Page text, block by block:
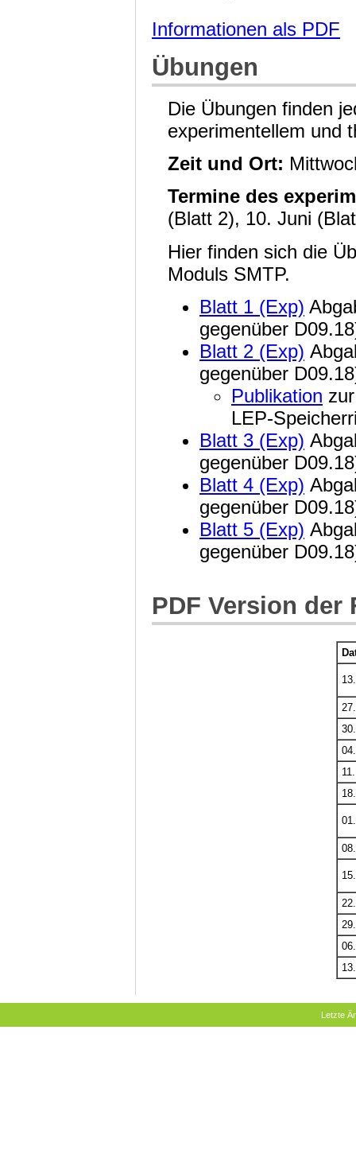
Informationen als PDF
Übungen
Die Übungen finden
experimentellem und
Zeit und Ort:
Termine des
(Blatt 2), 10. Juni
Hier finden sich die
Moduls SMTP.
Blatt 1 (Exp)
gegenüber
Blatt 2 (Exp)
gegenüber
Publikation
LEP-
Blatt 3 (Exp)
gegenüber
Blatt 4 (Exp)
gegenüber
Blatt 5 (Exp)
gegenüber
PDF Version der
Letzte